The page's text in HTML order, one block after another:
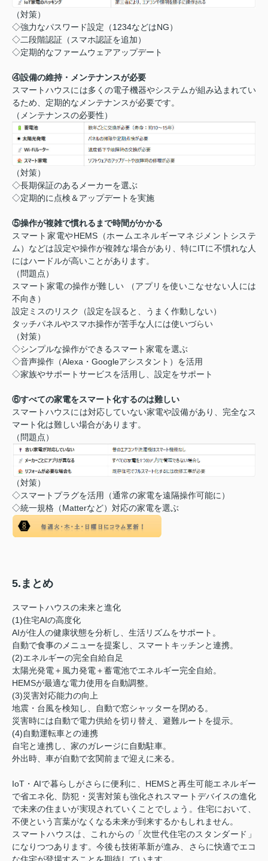
（対策）
◇強力なパスワード設定（1234などはNG）
◇二段階認証（スマホ認証を追加）
◇定期的なファームウェアアップデート
④設備の維持・メンテナンスが必要
スマートハウスには多くの電子機器やシステムが組み込まれてい
るため、定期的なメンテナンスが必要です。
（メンテナンスの必要性）
（対策）
◇長期保証のあるメーカーを選ぶ
◇定期的に点検＆アップデートを実施
⑤操作が複雑で慣れるまで時間がかかる
スマート家電やHEMS（ホームエネルギーマネジメントシステ
ム）などは設定や操作が複雑な場合があり、特にITに不慣れな人
にはハードルが高いことがあります。
（問題点）
スマート家電の操作が難しい （アプリを使いこなせない人には
不向き）
設定ミスのリスク（設定を誤ると、うまく作動しない）
タッチパネルやスマホ操作が苦手な人には使いづらい
（対策）
◇シンプルな操作ができるスマート家電を選ぶ
◇音声操作（Alexa・Googleアシスタント）を活用
◇家族やサポートサービスを活用し、設定をサポート
⑥すべての家電をスマート化するのは難しい
スマートハウスには対応していない家電や設備があり、完全なス
マート化は難しい場合があります。
（問題点）
（対策）
◇スマートプラグを活用（通常の家電を遠隔操作可能に）
◇統一規格（Matterなど）対応の家電を選ぶ
5.まとめ
スマートハウスの未来と進化
(1)住宅AIの高度化
AIが住人の健康状態を分析し、生活リズムをサポート。
自動で食事のメニューを提案し、スマートキッチンと連携。
(2)エネルギーの完全自給自足
太陽光発電＋風力発電＋蓄電池でエネルギー完全自給。
HEMSが最適な電力使用を自動調整。
(3)災害対応能力の向上
地震・台風を検知し、自動で窓シャッターを閉める。
災害時には自動で電力供給を切り替え、避難ルートを提示。
(4)自動運転車との連携
自宅と連携し、家のガレージに自動駐車。
外出時、車が自動で玄関前まで迎えに来る。
IoT・AIで暮らしがさらに便利に、HEMSと再生可能エネルギー
で省エネ化、防犯・災害対策も強化されスマートデバイスの進化
で未来の住まいが実現されていくことでしょう。住宅において、
不便という言葉がなくなる未来が到来するかもしれません。
スマートハウスは、これからの「次世代住宅のスタンダード」
になりつつあります。今後も技術革新が進み、さらに快適でエコ
な住宅が登場することを期待しています。